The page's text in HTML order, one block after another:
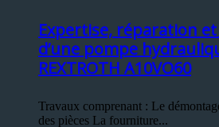
Expertise, réparation
d’une pompe
REXTROTH A10VO60
Travaux comprenant : Le
des pièces La fourniture...